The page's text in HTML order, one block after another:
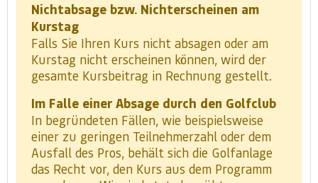
Nichtabsage bzw. Nichterscheinen am
Kurstag
Falls Sie Ihren Kurs nicht absagen oder am
Kurstag nicht erscheinen können, wird der
gesamte Kursbeitrag in Rechnung gestellt.
Im Falle einer Absage durch den Golfclub
In begründeten Fällen, wie beispielsweise
einer zu geringen Teilnehmerzahl oder dem
Ausfall des Pros, behält sich die Golfanlage
das Recht vor, den Kurs aus dem Programm